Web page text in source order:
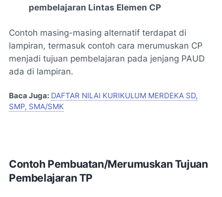
pembelajaran Lintas Elemen CP
Contoh masing-masing alternatif terdapat di
lampiran, termasuk contoh cara merumuskan CP
menjadi tujuan pembelajaran pada jenjang PAUD
ada di lampiran.
Baca Juga: DAFTAR NILAI KURIKULUM MERDEKA SD,
SMP, SMA/SMK
Contoh Pembuatan/Merumuskan Tujuan
Pembelajaran TP